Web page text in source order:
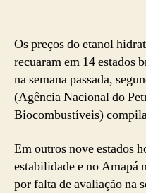
Os preços do etanol
recuaram em 14 estados
na semana passada,
(Agência Nacional do
Biocombustíveis)
Em outros nove estados
estabilidade e no Amapá
por falta de avaliação na